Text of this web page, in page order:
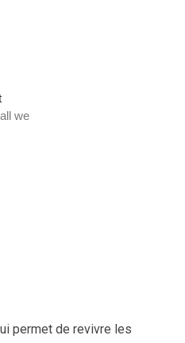
permet de revivre les